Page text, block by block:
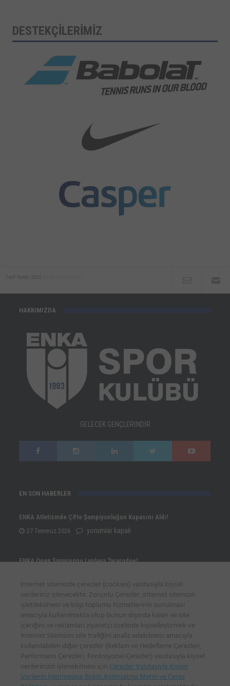
DESTEKÇİLERİMİZ
HAKKIMIZDA
GELECEK GENÇLERİNDİR
EN SON HABERLER
ENKA Atletizmde Çifte Şampiyonluğun Kupasını Aldı!
27 Temmuz 2026
ENKA
Çifte
Kupasını
Aldı!
için
yorumlar kapalı
ENKA Open Şampiyonu Lanlana Tararudee!
Open
Şampiyonu
Lanlana
Tararudee!
için
Eylül Dönmez’den Türkiye Rekoruyla gelen Avrupa İkinciliği!
20 Temmuz 2026
Eylül
Dönmez’den
Türkiye
Rekoruyla
gelen
yorumlar kapalı
İLETİŞİM BİLGİLERİ
Sadi Gülçelik Spor Sitesi, Poligon Mah. Katar Cad. 15/A, İstinye
İnternet sitemizde çerezler (cookies) vasıtasıyla kişisel
verileriniz işlenecektir. Zorunlu Çerezler, internet sitemizin
işletilebilmesi ve bilgi toplumu hizmetlerinin sunulması
amacıyla kullanılmakta olup bunun dışında kalan ve site
içeriğini ve reklamları ziyaretçi özelinde kişiselleştirmek ve
İnternet Sitemizin site trafiğini analiz edebilmesi amacıyla
kullanılabilen diğer çerezler (Reklam ve Hedefleme Çerezleri,
Performans Çerezleri, Fonksiyonel Çerezler) vasıtasıyla kişisel
verilerinizin işlenebilmesi için Çerezler Vasıtasıyla Kişisel
Verilerin İşlenmesine İlişkin Aydınlatma Metni ve Çerez